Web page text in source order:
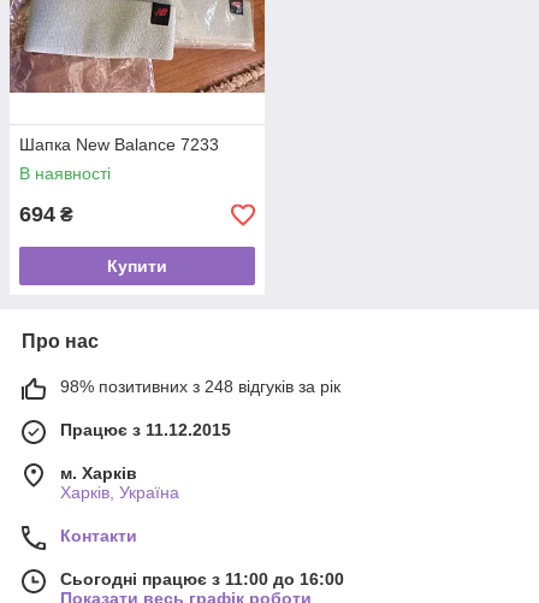
Шапка New Balance 7233
В наявності
694 ₴
Купити
Про нас
98% позитивних з 248 відгуків за рік
Працює з 11.12.2015
м. Харків
Харків, Україна
Контакти
Сьогодні працює з 11:00 до 16:00
Показати весь графік роботи